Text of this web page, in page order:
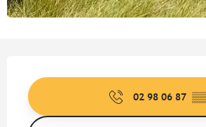
02 98 06 87 ▒▒